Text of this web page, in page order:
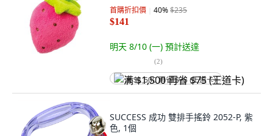
首購折扣價 40%$235
$141
明天 8/10 (一) 預計送達
(2)
满 $1,500 再省 $75 (王道卡)
SUCCESS 成功 雙排手搖鈴 2052-P, 紫
色, 1個